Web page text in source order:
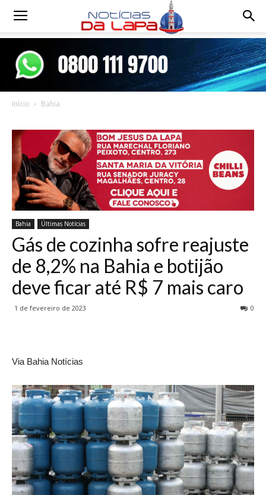
Notícias
Início Bahia
Bahia Últimas Notícias
Gás de cozinha sofre reajuste
de 8,2% na Bahia e botijão
deve ficar até R$ 7 mais caro
1 de fevereiro de 2023 0
Via Bahia Notícias